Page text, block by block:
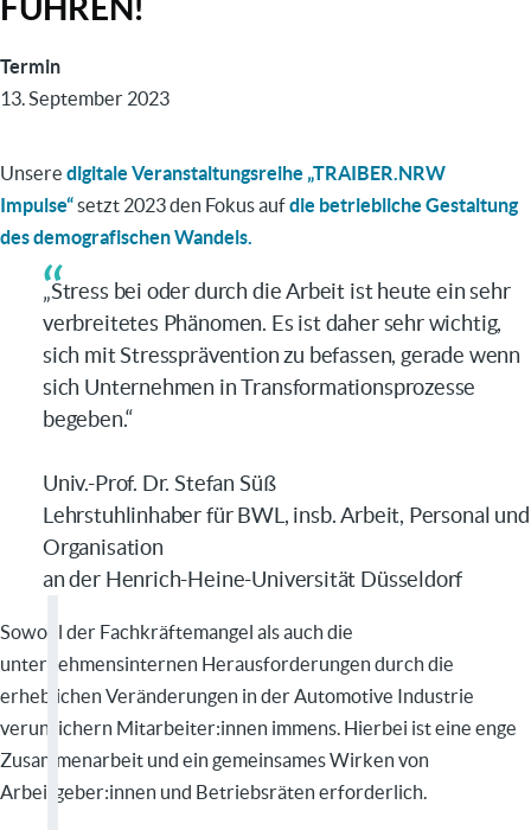
FÜHREN!
Termin
13. September 2023
Unsere digitale Veranstaltungsreihe „TRAIBER.NRW
Impulse“setzt 2023 den Fokusaufdie betriebliche Gestaltung
des demografischen Wandels.
„Stress bei oder durch die Arbeit ist heute ein sehr
verbreitetes Phänomen. Es ist daher sehr wichtig,
sich mit Stressprävention zu befassen, gerade wenn
sich Unternehmen in Transformationsprozesse
begeben.“
Univ.-Prof. Dr. Stefan Süß
Lehrstuhlinhaber für BWL, insb.Arbeit, Personal und
Organisation
an der Henrich-Heine-Universität Düsseldorf
Sowohl der Fachkräftemangel als auch die
unternehmensinternen Herausforderungen durch die
erheblichen Veränderungen in der Automotive Industrie
verunsichern Mitarbeiter:innen immens. Hierbei ist eine enge
Zusammenarbeit und ein gemeinsames Wirken von
Arbeitgeber:innen und Betriebsräten erforderlich.